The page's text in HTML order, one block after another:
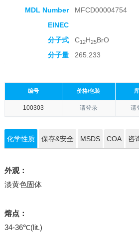
MDL Number
MFCD00004754
EINEC
分子式
C12H25BrO
分子量
265.233
编号 价格/包装
100303 请登录 请
化学性质 保存&安全 MSDS COA 咨
外观：
淡黄色固体
熔点：
34-36℃(lit.)